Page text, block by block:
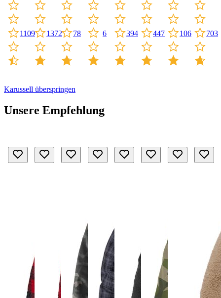
1109 1372 78 6 394 447 106 703
Karussell überspringen
Unsere Empfehlung